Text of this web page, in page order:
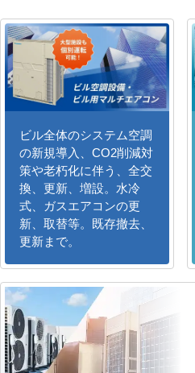
ビル全体のシステム空調
の新規導入、CO2削減対
策や老朽化に伴う、全交
換、更新、増設。水冷
式、ガスエアコンの更
新、取替等。既存撤去、
更新まで。